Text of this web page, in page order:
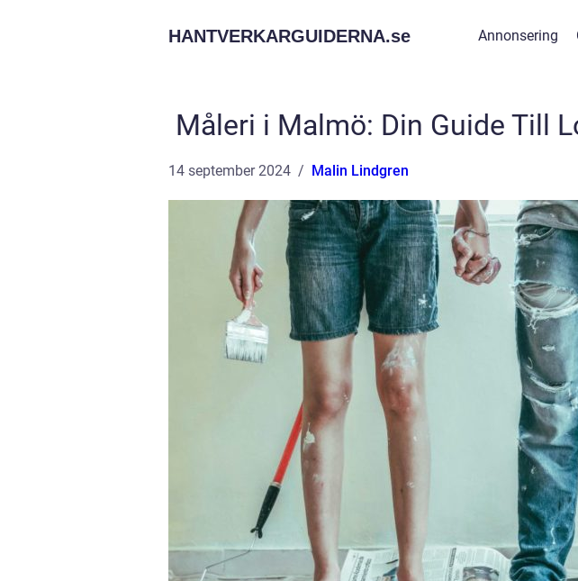
HANTVERKARGUIDERNA.se Annonsering
Måleri i Malmö: Din Guide Till
14 september 2024 Malin Lindgren